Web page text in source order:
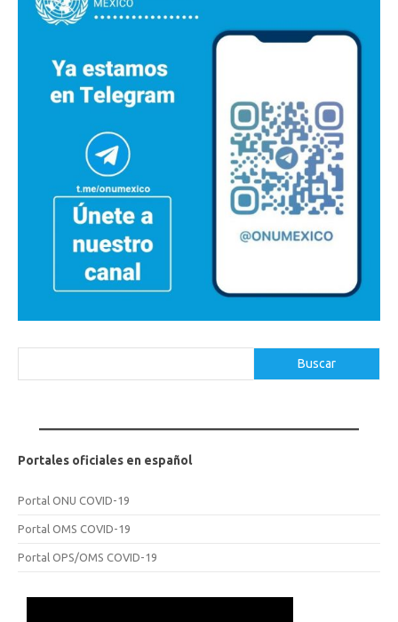
Buscar
Portales oficiales en español
Portal ONU COVID-19
Portal OMS COVID-19
Portal OPS/OMS COVID-19